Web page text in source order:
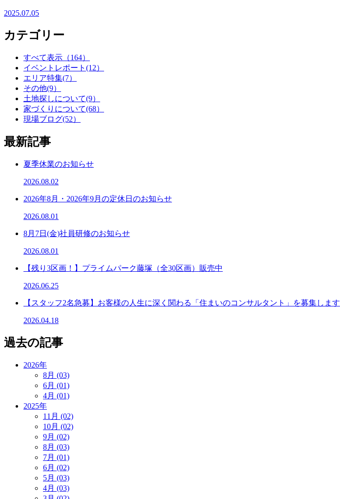
2025.07.05
カテゴリー
すべて表示（164）
イベントレポート(12）
エリア特集(7）
その他(9）
土地探しについて(9）
家づくりについて(68）
現場ブログ(52）
最新記事
夏季休業のお知らせ
2026.08.02
2026年8月・2026年9月の定休日のお知らせ
2026.08.01
8月7日(金)社員研修のお知らせ
2026.08.01
【残り3区画！】プライムパーク藤塚（全30区画）販売中
2026.06.25
【スタッフ2名急募】お客様の人生に深く関わる「住まいのコンサルタント」を募集します
2026.04.18
過去の記事
2026年
8月 (03)
6月 (01)
4月 (01)
2025年
11月 (02)
10月 (02)
9月 (02)
8月 (03)
7月 (01)
6月 (02)
5月 (03)
4月 (03)